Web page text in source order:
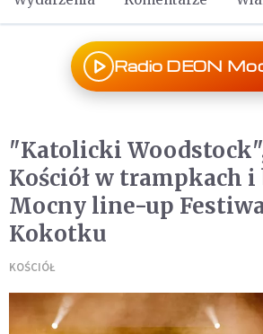
Radio DEON
"Katolicki
Kościół w trampkach i
Mocny line-up
Kokotku
KOŚCIÓŁ